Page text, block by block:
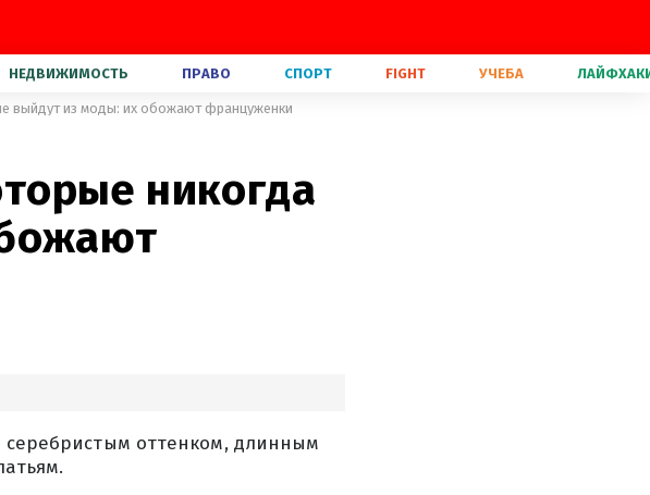
НЕДВИЖИМОСТЬ ПРАВО СПОРТ FIGHT УЧЕБА
выйдут из моды: их обожают француженки
никогда
оттенком, длинным